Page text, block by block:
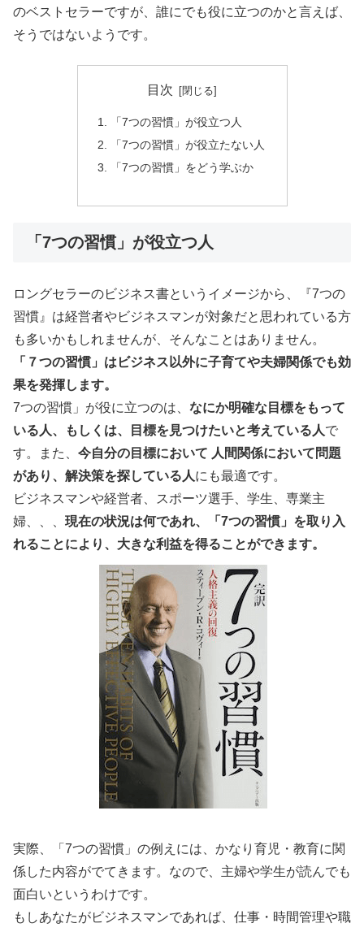
のベストセラーですが、誰にでも役に立つのかと言えば、
そうではないようです。
目次
「7つの習慣」が役立つ人
「7つの習慣」が役立たない人
「7つの習慣」をどう学ぶか
「7つの習慣」が役立つ人
ロングセラーのビジネス書というイメージから、『7つの
習慣』は経営者やビジネスマンが対象だと思われている方
も多いかもしれませんが、そんなことはありません。
「７つの習慣」はビジネス以外に子育てや夫婦関係でも効
果を発揮します。
7つの習慣」が役に立つのは、 なにか明確な目標をもって
いる人、もしくは、目標を見つけたいと考えている人で
す。また、 今自分の目標において 人間関係において問題
があり、解決策を探している人にも最適です。
ビジネスマンや経営者、スポーツ選手、学生、専業主
婦、、、 現在の状況は何であれ、「7つの習慣」を取り入
れることにより、大きな利益を得ることができます。
実際、「7つの習慣」の例えには、かなり育児・教育に関
係した内容がでてきます。なので、主婦や学生が読んでも
面白いというわけです。
もしあなたがビジネスマンであれば、仕事・時間管理や職